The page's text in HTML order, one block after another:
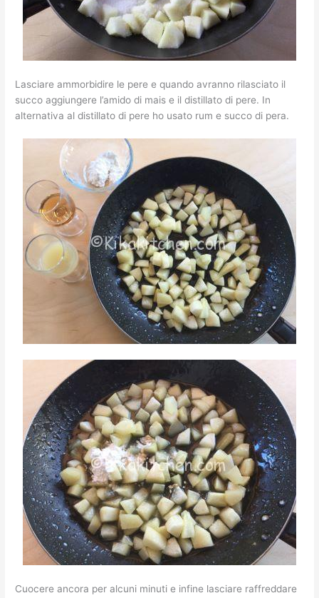
Lasciare ammorbidire le pere e quando avranno rilasciato il
succo aggiungere l’amido di mais e il distillato di pere. In
alternativa al distillato di pere ho usato rum e succo di pera.
Cuocere ancora per alcuni minuti e infine lasciare raffreddare